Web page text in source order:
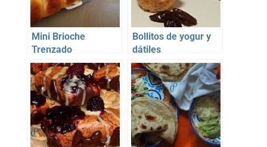
Mini Brioche
Trenzado
Bollitos de yogur y
dátiles